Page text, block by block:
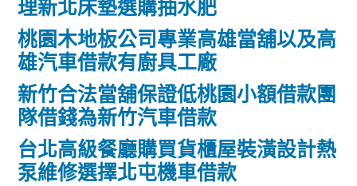
理新北床墊選購抽水肥
桃園木地板公司專業高雄當舖以及高
雄汽車借款有廚具工廠
新竹合法當舖保證低桃園小額借款團
隊借錢為新竹汽車借款
台北高級餐廳購買貨櫃屋裝潢設計熱
泵維修選擇北屯機車借款